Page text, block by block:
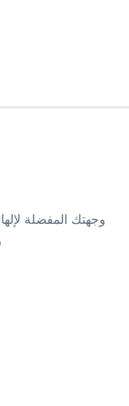
وجهتك المفضلة